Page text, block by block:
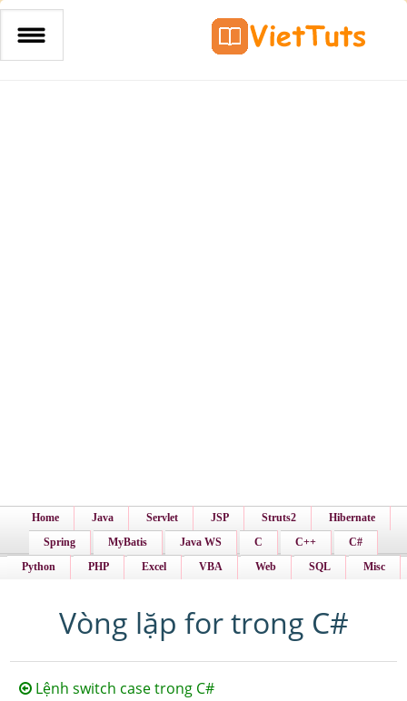
Home Java Servlet JSP Struts2
Hibernate
Spring
MyBatis Java WS C C++
C#
Python
PHP Excel VBA Web SQL Misc
Vòng lặp for trong C#
Lệnh switch case trong C#